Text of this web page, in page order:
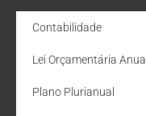
Contabilidade
Lei Orçamentária Anual
Plano Plurianual